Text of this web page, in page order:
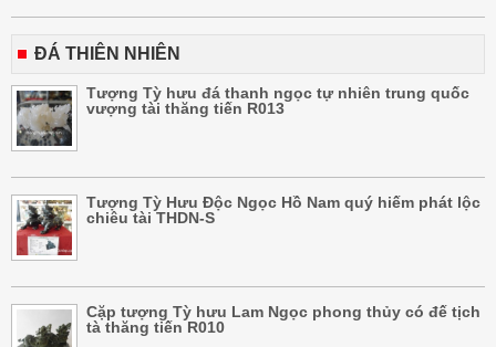
ĐÁ THIÊN NHIÊN
Tượng Tỳ hưu đá thanh ngọc tự nhiên trung quốc
vượng tài thăng tiến R013
Tượng Tỳ Hưu Độc Ngọc Hồ Nam quý hiếm phát lộc
chiêu tài THDN-S
Cặp tượng Tỳ hưu Lam Ngọc phong thủy có đế tịch
tà thăng tiến R010